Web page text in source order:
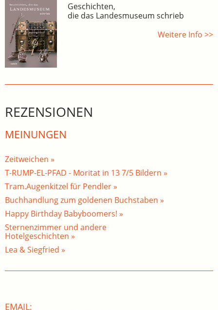
Geschichten,
die das Landesmuseum schrieb
Weitere Info >>
REZENSIONEN
MEINUNGEN
Zeitweichen »
T-RUMP-EL-PFAD - Moritat in 13 7/5 Bildern »
Tram.Augenkitzel für Pendler »
Buchhandlung zum goldenen Buchstaben »
Happy Birthday Babyboomers! »
Sternenzimmer und andere
Hotelgeschichten »
Lea & Siegfried »
EMAIL: